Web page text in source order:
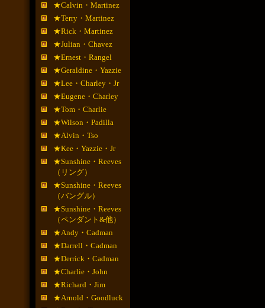
★Calvin・Martinez
★Terry・Martinez
★Rick・Martinez
★Julian・Chavez
★Ernest・Rangel
★Geraldine・Yazzie
★Lee・Charley・Jr
★Eugene・Charley
★Tom・Charlie
★Wilson・Padilla
★Alvin・Tso
★Kee・Yazzie・Jr
★Sunshine・Reeves
（リング）
★Sunshine・Reeves
（バングル）
★Sunshine・Reeves
（ペンダント&他）
★Andy・Cadman
★Darrell・Cadman
★Derrick・Cadman
★Charlie・John
★Richard・Jim
★Arnold・Goodluck